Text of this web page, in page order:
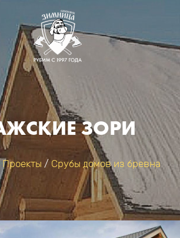
ЗОРИ
Проекты / Срубы домов из бревна